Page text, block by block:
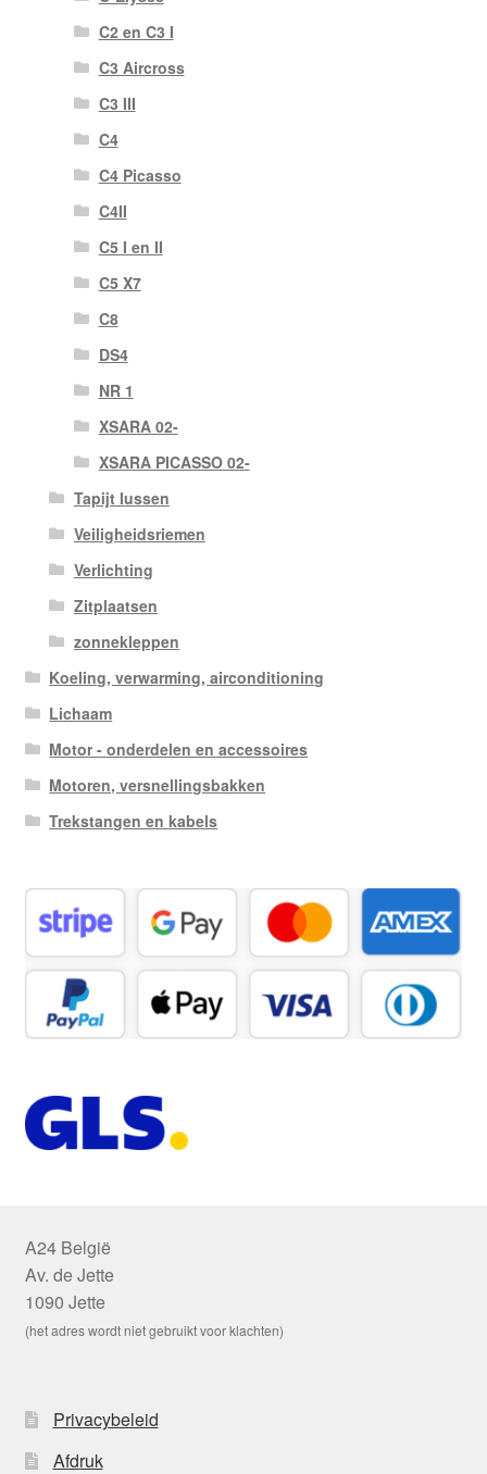
C2 en C3 I
C3 Aircross
C3 III
C4
C4 Picasso
C4II
C5 I en II
C5 X7
C8
DS4
NR 1
XSARA 02-
XSARA PICASSO 02-
Tapijt lussen
Veiligheidsriemen
Verlichting
Zitplaatsen
zonnekleppen
Koeling, verwarming, airconditioning
Lichaam
Motor - onderdelen en accessoires
Motoren, versnellingsbakken
Trekstangen en kabels
A24 België
Av. de Jette
1090 Jette
(het adres wordt niet gebruikt voor klachten)
Privacybeleid
Afdruk